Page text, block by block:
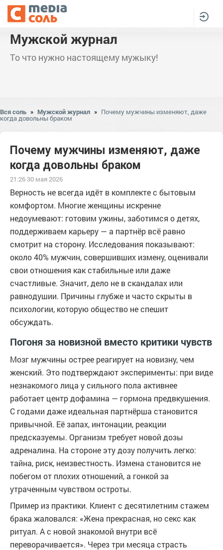
Мужской журнал
То что нужно настоящему мужыку!
Вся соль » Мужской журнал » Почему мужчины изменяют, даже
когда довольны браком
Почему мужчины изменяют, даже
когда довольны браком
21:26 30 мая 2026
Верность не всегда идёт в комплекте с бытовым
комфортом. Многие женщины искренне
недоумевают: готовим ужины, заботимся о детях,
поддерживаем карьеру — а партнёр всё равно
смотрит на сторону. Исследования показывают:
около 40% мужчин, совершивших измену, оценивали
свои отношения как стабильные или даже
счастливые. Значит, дело не в скандалах или
равнодушии. Причины глубже и часто скрыты в
психологии, которую общество не спешит
обсуждать.
Погоня за новизной вместо критики чувств
Мозг мужчины острее реагирует на новизну, чем
женский. Это подтверждают эксперименты: при виде
незнакомого лица у сильного пола активнее
работает центр дофамина — гормона предвкушения.
С годами даже идеальная партнёрша становится
привычной. Её запах, интонации, реакции
предсказуемы. Организм требует новой дозы
адреналина. На стороне эту дозу получить легко:
тайна, риск, неизвестность. Измена становится не
побегом от плохих отношений, а гонкой за
утраченным чувством остроты.
Пример из практики. Клиент с десятилетним стажем
брака жаловался: «Жена прекрасная, но секс как
ритуал. А с новой знакомой внутри всё
переворачивается». Через три месяца страсть